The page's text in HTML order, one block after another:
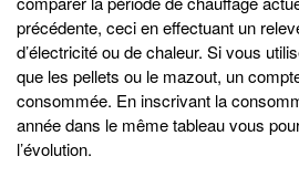
précédente, ceci en effectuant un
d’électricité ou de chaleur. Si vous
que les pellets ou le mazout, un
consommée. En inscrivant la
année dans le même tableau vous
l’évolution.